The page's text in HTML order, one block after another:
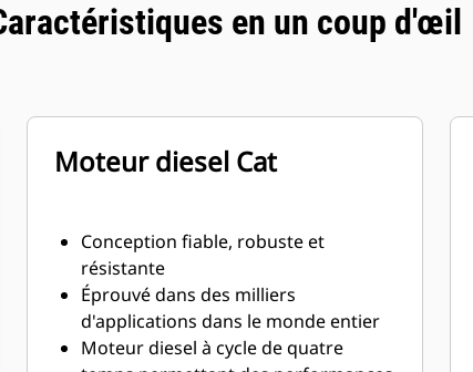
en un coup d'œil
Moteur diesel Cat
Conception fiable, robuste et
résistante
Éprouvé dans des milliers
d'applications dans le monde entier
Moteur diesel à cycle de quatre